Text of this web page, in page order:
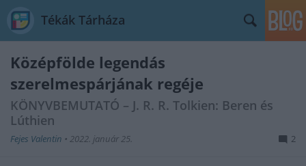
Tékák Tárháza
Középfölde legendás
szerelmespárjának regéje
KÖNYVBEMUTATÓ – J. R. R. Tolkien: Beren és
Lúthien
Fejes Valentin • 2022. január 25. 2